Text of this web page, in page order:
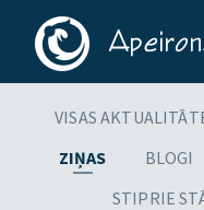
VISAS
ZIŅAS
BLOGI
STIPRIE